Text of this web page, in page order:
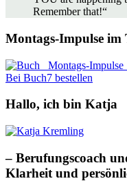
Remember that!“
Montags-Impulse im
Bei Buch7 bestellen
Hallo, ich bin Katja
– Berufungscoach
Klarheit und